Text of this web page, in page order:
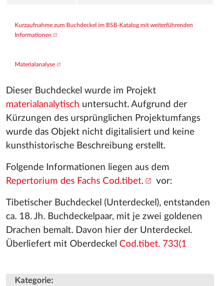
Kurzaufnahme zum Buchdeckel im BSB-Katalog mit weiterführenden
Informationen
Materialanalyse
Dieser Buchdeckel wurde im Projekt
materialanalytisch untersucht. Aufgrund der
Kürzungen des ursprünglichen Projektumfangs
wurde das Objekt nicht digitalisiert und keine
kunsthistorische Beschreibung erstellt.
Folgende Informationen liegen aus dem
Repertorium des Fachs Cod.tibet.
vor:
Tibetischer Buchdeckel (Unterdeckel), entstanden
ca. 18. Jh. Buchdeckelpaar, mit je zwei goldenen
Drachen bemalt. Davon hier der Unterdeckel.
Überliefert mit Oberdeckel Cod.tibet. 733(1
Kategorie: